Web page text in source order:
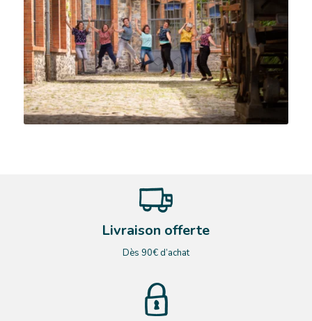
Livraison offerte
Dès 90€ d’achat